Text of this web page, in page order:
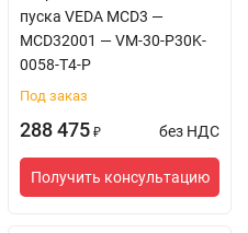
пуска VEDA MCD3 —
MCD32001 — VM-30-P30K-
0058-T4-P
Под заказ
288 475 ₽ без НДС
Получить консультацию